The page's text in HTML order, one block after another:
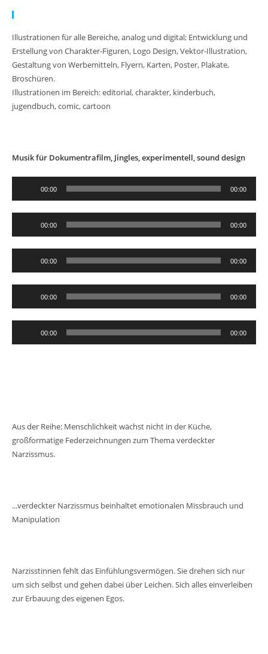
Illustrationen für alle Bereiche, analog und digital; Entwicklung und
Erstellung von Charakter-Figuren, Logo Design, Vektor-Illustration,
Gestaltung von Werbemitteln, Flyern, Karten, Poster, Plakate,
Broschüren.
Illustrationen im Bereich: editorial, charakter, kinderbuch,
jugendbuch, comic, cartoon
Musik für Dokumentrafilm, Jingles, experimentell, sound design
00:00 00:00
00:00 00:00
00:00 00:00
00:00 00:00
00:00 00:00
Aus der Reihe: Menschlichkeit wächst nicht in der Küche,
großformatige Federzeichnungen zum Thema verdeckter
Narzissmus.
...verdeckter Narzissmus beinhaltet emotionalen Missbrauch und
Manipulation
Narzisstinnen fehlt das Einfühlungsvermögen. Sie drehen sich nur
um sich selbst und gehen dabei über Leichen. Sich alles einverleiben
zur Erbauung des eigenen Egos.